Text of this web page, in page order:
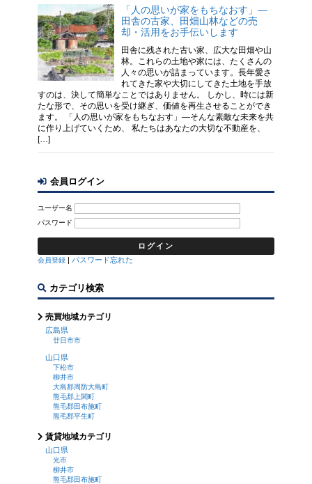
「人の思いが家をもちなおす」—
田舎の古家、田畑山林などの売
却・活用をお手伝いします
田舎に残された古い家、広大な田畑や山
林。これらの土地や家には、たくさんの
人々の思いが詰まっています。長年愛さ
れてきた家や大切にしてきた土地を手放
すのは、決して簡単なことではありません。 しかし、時には新
たな形で、その思いを受け継ぎ、価値を再生させることができ
ます。 「人の思いが家をもちなおす」—そんな素敵な未来を共
に作り上げていくため、 私たちはあなたの大切な不動産を、
[…]
会員ログイン
ユーザー名
パスワード
会員登録 | パスワード忘れた
カテゴリ検索
売買地域カテゴリ
広島県
廿日市市
山口県
下松市
柳井市
大島郡周防大島町
熊毛郡上関町
熊毛郡田布施町
熊毛郡平生町
賃貸地域カテゴリ
山口県
光市
柳井市
熊毛郡田布施町